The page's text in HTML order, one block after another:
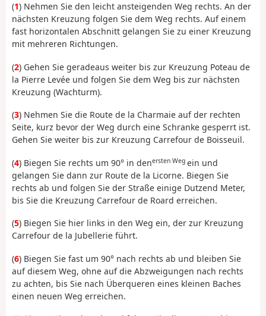
(1) Nehmen Sie den leicht ansteigenden Weg rechts. An der
nächsten Kreuzung folgen Sie dem Weg rechts. Auf einem
fast horizontalen Abschnitt gelangen Sie zu einer Kreuzung
mit mehreren Richtungen.
(2) Gehen Sie geradeaus weiter bis zur Kreuzung Poteau de
la Pierre Levée und folgen Sie dem Weg bis zur nächsten
Kreuzung (Wachturm).
(3) Nehmen Sie die Route de la Charmaie auf der rechten
Seite, kurz bevor der Weg durch eine Schranke gesperrt ist.
Gehen Sie weiter bis zur Kreuzung Carrefour de Boisseuil.
(4) Biegen Sie rechts um 90° in denersten Weg ein und
gelangen Sie dann zur Route de la Licorne. Biegen Sie
rechts ab und folgen Sie der Straße einige Dutzend Meter,
bis Sie die Kreuzung Carrefour de Roard erreichen.
(5) Biegen Sie hier links in den Weg ein, der zur Kreuzung
Carrefour de la Jubellerie führt.
(6) Biegen Sie fast um 90° nach rechts ab und bleiben Sie
auf diesem Weg, ohne auf die Abzweigungen nach rechts
zu achten, bis Sie nach Überqueren eines kleinen Baches
einen neuen Weg erreichen.